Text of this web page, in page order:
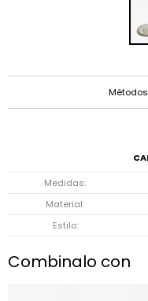
Medidas
Material
Estilo
Combinalo con